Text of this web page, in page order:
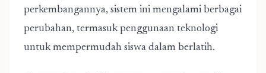
perkembangannya, sistem ini mengalami berbagai
perubahan, termasuk penggunaan teknologi
untuk mempermudah siswa dalam berlatih.